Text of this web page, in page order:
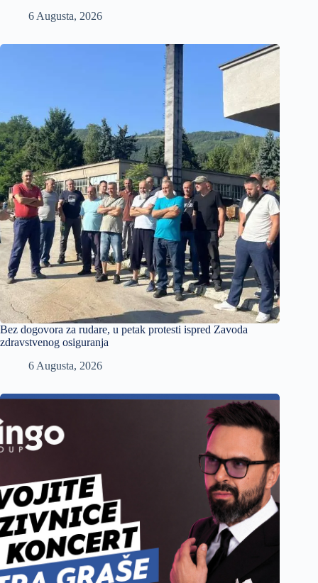
6 Augusta, 2026
Bez dogovora za rudare, u petak protesti ispred Zavoda
zdravstvenog osiguranja
6 Augusta, 2026